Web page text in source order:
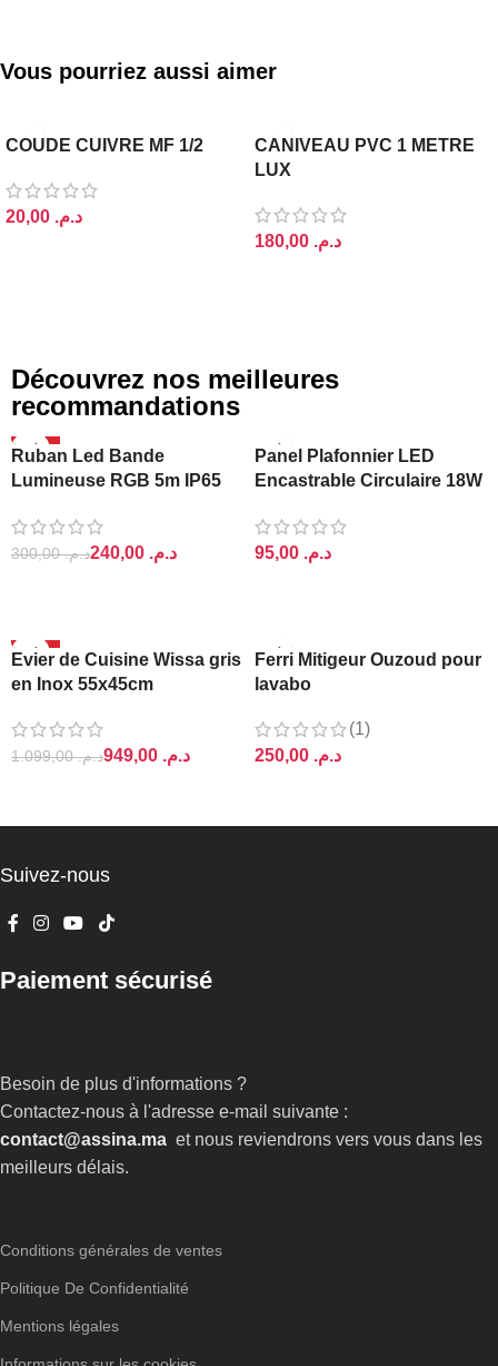
Vous pourriez aussi aimer
COUDE CUIVRE MF 1/2
د.م.
CANIVEAU PVC 1 METRE
LUX
د.م.
Découvrez nos meilleures
recommandations
-20%
Ruban Led Bande
Lumineuse RGB 5m IP65
د.م.300,00 د.م.
Panel Plafonnier LED
Encastrable Circulaire 18W
د.م.
-14%
Evier de Cuisine Wissa gris
en Inox 55x45cm
د.م.1.099,00 د.م.
Ferri Mitigeur Ouzoud pour
lavabo
(1)
د.م.
Conditions générales de ventes
Politique De Confidentialité
Mentions légales
Suivez-nous
Paiement sécurisé
Besoin de plus d'informations ?
Contactez-nous à l'adresse e-mail suivante :
contact@assina.ma et nous reviendrons vers vous dans les
meilleurs délais.